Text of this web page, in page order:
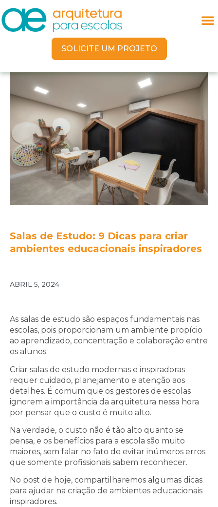
SOLICITE UM PROJETO
Salas de Estudo: 9 Dicas para criar
ambientes educacionais inspiradores
ABRIL 5, 2024
As salas de estudo são espaços fundamentais nas
escolas, pois proporcionam um ambiente propício
ao aprendizado, concentração e colaboração entre
os alunos.
Criar salas de estudo modernas e inspiradoras
requer cuidado, planejamento e atenção aos
detalhes. É comum que os gestores de escolas
ignorem a importância da arquitetura nessa hora
por pensar que o custo é muito alto.
Na verdade, o custo não é tão alto quanto se
pensa, e os benefícios para a escola são muito
maiores, sem falar no fato de evitar inúmeros erros
que somente profissionais sabem reconhecer.
No post de hoje, compartilharemos algumas dicas
para ajudar na criação de ambientes educacionais
inspiradores.